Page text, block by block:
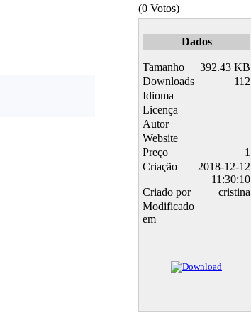
(0 Votos)
Dados
Tamanho
392.43 KB
Downloads
112
Idioma
Licença
Autor
Website
Preço
1
Criação
2018-12-12
11:30:10
Criado por
cristina
Modificado
em